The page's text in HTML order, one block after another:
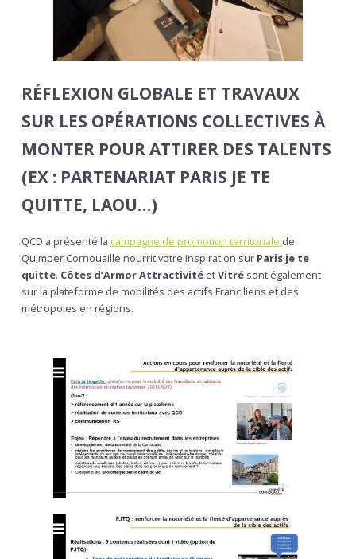
RÉFLEXION GLOBALE ET TRAVAUX
SUR LES OPÉRATIONS COLLECTIVES À
MONTER POUR ATTIRER DES TALENTS
(EX : PARTENARIAT PARIS JE TE
QUITTE, LAOU…)
QCD a présenté la campagne de promotion territoriale de
Quimper Cornouaille nourrit votre inspiration sur Paris je te
quitte. Côtes d’Armor Attractivité etVitré sont également
sur la plateforme de mobilités des actifs Franciliens et des
métropoles en régions.